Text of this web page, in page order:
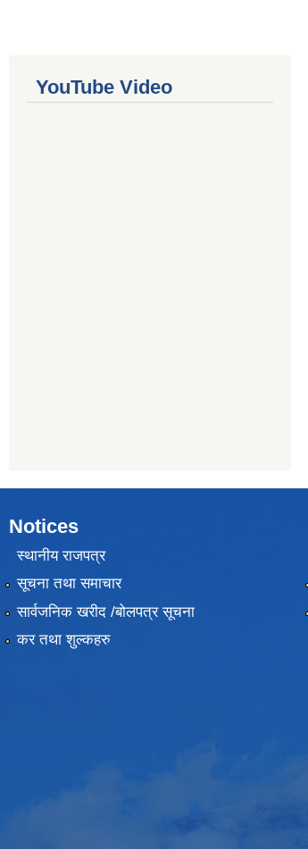
YouTube Video
Notices
स्थानीय राजपत्र
सूचना तथा समाचार
सार्वजनिक खरीद /बोलपत्र सूचना
कर तथा शुल्कहरु